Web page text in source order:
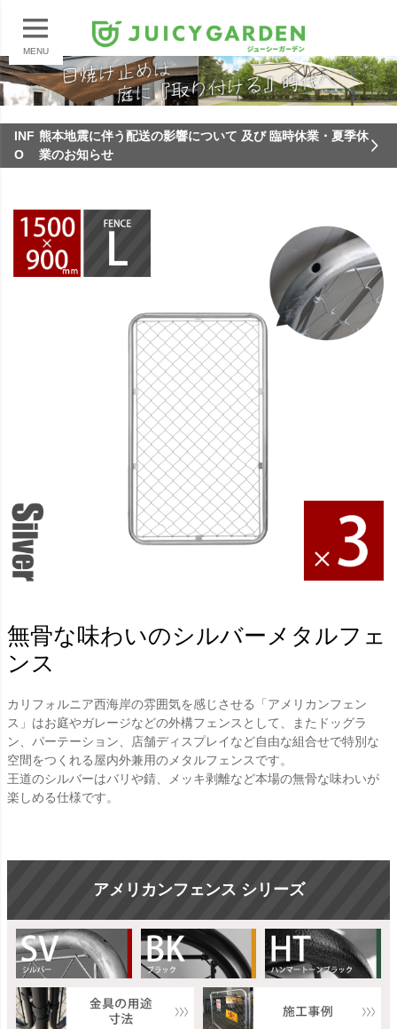
MENU
INF
O
熊本地震に伴う配送の影響について 及び 臨時休業・夏季休
業のお知らせ
無骨な味わいのシルバーメタルフェ
ンス
カリフォルニア西海岸の雰囲気を感じさせる「アメリカンフェン
ス」はお庭やガレージなどの外構フェンスとして、またドッグラ
ン、パーテーション、店舗ディスプレイなど自由な組合せで特別な
空間をつくれる屋内外兼用のメタルフェンスです。
王道のシルバーはバリや錆、メッキ剥離など本場の無骨な味わいが
楽しめる仕様です。
アメリカンフェンス シリーズ